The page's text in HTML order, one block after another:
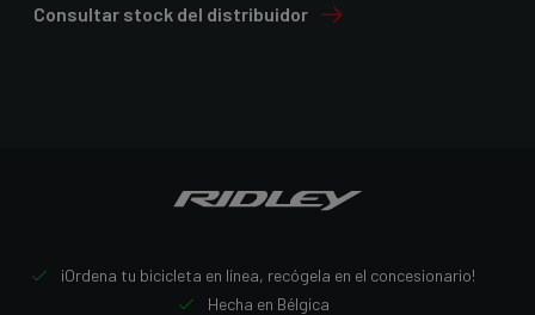
Consultar stock del distribuidor
¡Ordena tu bicicleta en línea, recógela en el concesionario!
Hecha en Bélgica